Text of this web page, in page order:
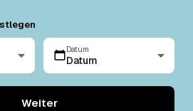
Datum
Datum
Weiter